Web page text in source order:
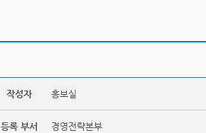
작성자 홍보실
등록 부서 경영전략본부